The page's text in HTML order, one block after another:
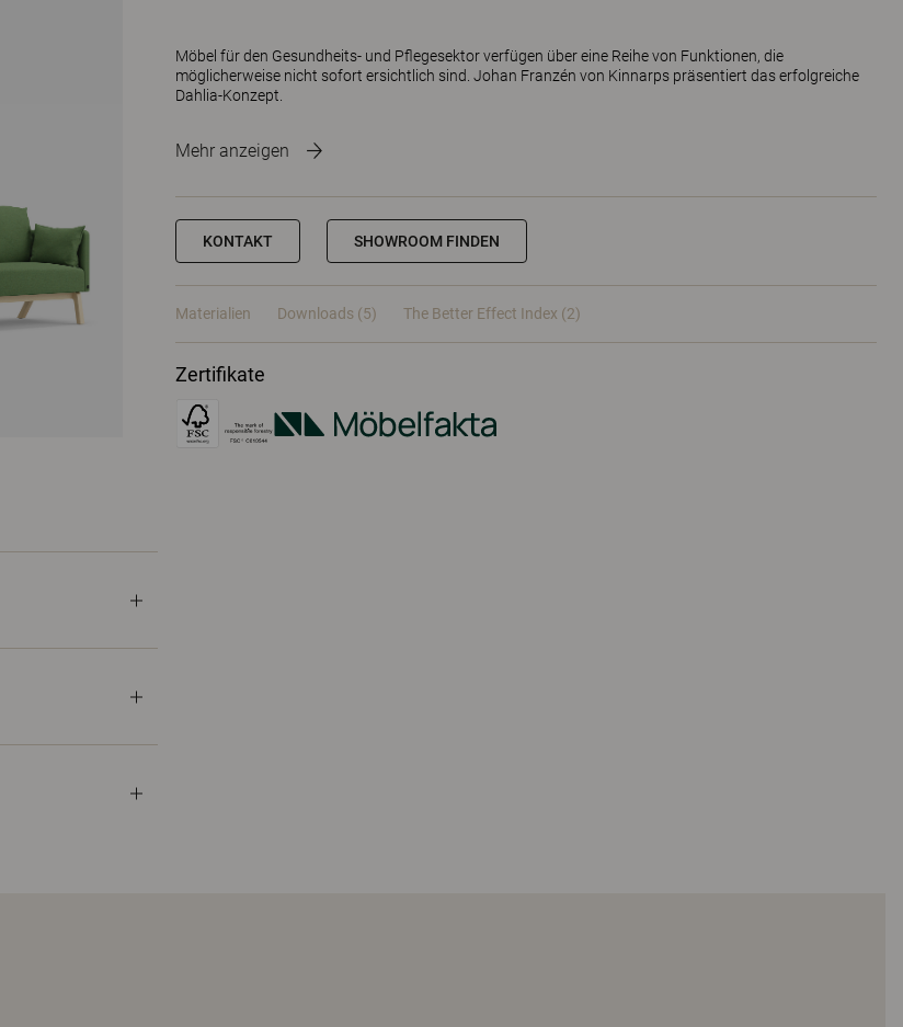
Möbel für den Gesundheits- und Pflegesektor verfügen über eine Reihe von Funktionen, die
möglicherweise nicht sofort ersichtlich sind. Johan Franzén von Kinnarps präsentiert das erfolgreiche
Dahlia-Konzept.
Mehr anzeigen
KONTAKT SHOWROOM FINDEN
Materialien Downloads (5) The Better Effect Index (2)
Zertifikate